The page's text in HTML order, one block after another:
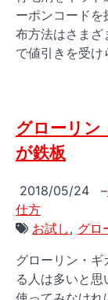
ーポンコード
布方法はさまざ
で値引きを受
グローリン
が鉄板
2018/05/24 –
仕方
お試し, グロ
グローリン・
る人は多いと